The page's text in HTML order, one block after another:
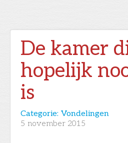
De kamer
hopelijk
is
Categorie: Vondelingen
5 november 2015